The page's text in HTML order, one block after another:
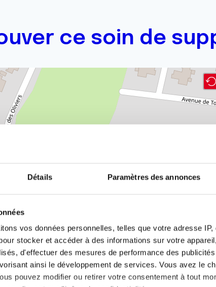
Détails Paramètres des annonces
vos données personnelles, telles que votre adresse IP,
stocker et accéder à des informations sur votre appareil,
d'effectuer des mesures de performance des publicités
ainsi le développement de services. Vous avez le
pouvez modifier ou retirer votre consentement à tout
ce soin de